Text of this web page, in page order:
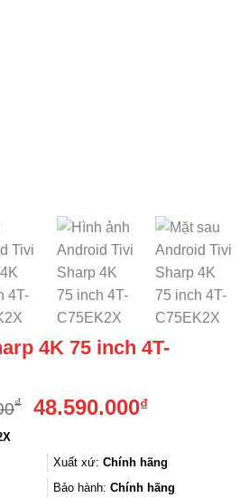
4K 75 inch 4T-
₫
Giá
64.790.000₫.
48.590.000₫Giá
là:
Xuất xứ: Chính hãng
Bảo hành: Chính hãng